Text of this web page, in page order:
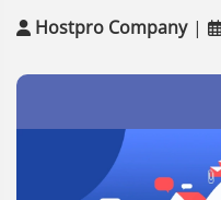
Hostpro Company |